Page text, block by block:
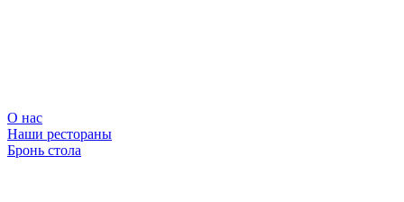
О нас
Наши рестораны
Бронь стола